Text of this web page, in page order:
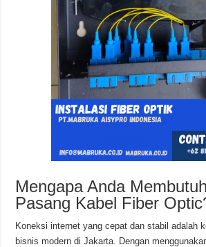
Mengapa Anda
Pasang Kabel Fiber
Koneksi internet yang cepat dan stabil adalah
bisnis modern di Jakarta. Dengan